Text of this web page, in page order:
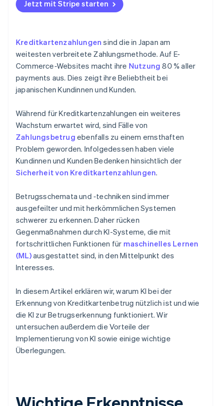
Jetzt mit Stripe starten
Kreditkartenzahlungen sind die in Japan am
weitesten verbreitete Zahlungsmethode. Auf E-
Commerce-Websites macht ihre Nutzung 80 % aller
payments aus. Dies zeigt ihre Beliebtheit bei
japanischen Kundinnen und Kunden.
Während für Kreditkartenzahlungen ein weiteres
Wachstum erwartet wird, sind Fälle von
Zahlungsbetrug ebenfalls zu einem ernsthaften
Problem geworden. Infolgedessen haben viele
Kundinnen und Kunden Bedenken hinsichtlich der
Sicherheit von Kreditkartenzahlungen.
Betrugsschemata und -techniken sind immer
ausgefeilter und mit herkömmlichen Systemen
schwerer zu erkennen. Daher rücken
Gegenmaßnahmen durch KI-Systeme, die mit
fortschrittlichen Funktionen für maschinelles Lernen
(ML)ausgestattet sind, in den Mittelpunkt des
Interesses.
In diesem Artikel erklären wir, warum KI bei der
Erkennung von Kreditkartenbetrug nützlich ist und wie
die KI zur Betrugserkennung funktioniert. Wir
untersuchen außerdem die Vorteile der
Implementierung von KI sowie einige wichtige
Überlegungen.